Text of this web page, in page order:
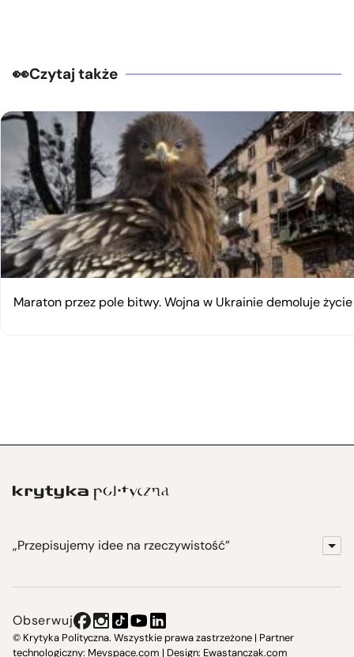
Czytaj także
Maraton przez pole bitwy. Wojna w Ukrainie demoluje
„Przepisujemy idee na rzeczywistość”
Instytut Krytyki Politycznej
Obserwuj
© Krytyka Polityczna. Wszystkie prawa zastrzeżone | Partner
technologiczny: Mevspace.com | Design: Ewastanczak.com